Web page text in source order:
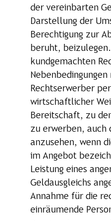
der vereinbarten
Darstellung der
Berechtigung zur
beruht,
kundgemachten
Nebenbedingungen
Rechtserwerber
wirtschaftlicher
Bereitschaft, zu
zu erwerben, auch
anzusehen, wenn
im Angebot
Leistung eines
Geldausgleichs
Annahme für die
einräumende